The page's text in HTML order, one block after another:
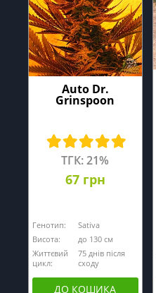
Auto Dr.
Grinspoon
ТГК: 21%
67 грн
Генотип:
Sativa
Висота:
до 130 см
Життєвий
цикл:
75 днів після
сходу
ДО КОШИКА